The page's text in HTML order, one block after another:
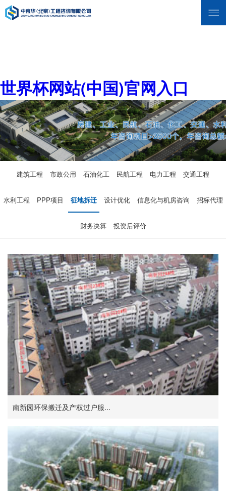
世界杯网站(中国)官网入口
建筑工程 市政公用 石油化工 民航工程 电力工程 交通工程
水利工程 PPP项目 征地拆迁 设计优化 信息化与机房咨询 招标代理
财务决算 投资后评价
南新园环保搬迁及产权过户服...